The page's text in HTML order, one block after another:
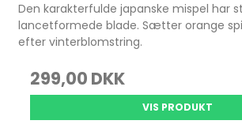
Den karakterfulde japanske mispel har
lancetformede blade. Sætter orange
efter vinterblomstring.
299,00 DKK
VIS PRODUKT